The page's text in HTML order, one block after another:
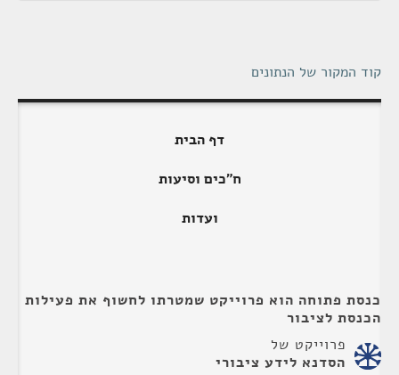
קוד המקור של הנתונים
דף הבית
ח"כים וסיעות
ועדות
כנסת פתוחה הוא פרוייקט שמטרתו לחשוף את פעילות
הכנסת לציבור
פרוייקט של
הסדנא לידע ציבורי